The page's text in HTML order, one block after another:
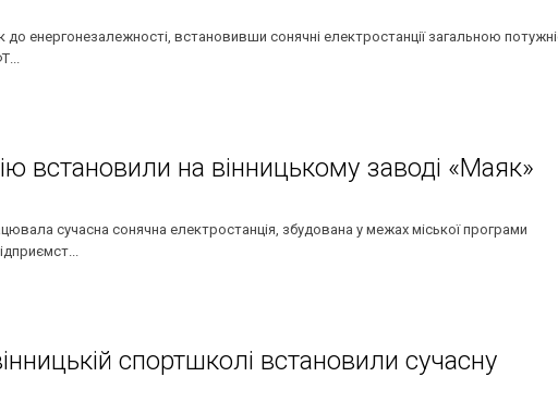
до енергонезалежності, встановивши сонячні електростанції загальною
встановили на вінницькому заводі «Маяк»
сучасна сонячна електростанція, збудована у межах міської програми
спортшколі встановили сучасну